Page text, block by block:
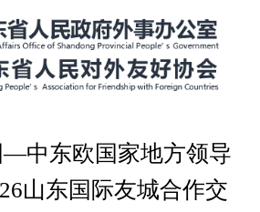
—中东欧国家地方领导
山东国际友城合作交